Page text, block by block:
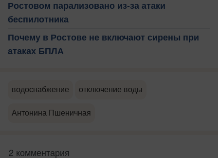
Ростовом парализовано из-за атаки
беспилотника
Почему в Ростове не включают сирены при
атаках БПЛА
водоснабжение отключение воды
Антонина Пшеничная
2 комментария